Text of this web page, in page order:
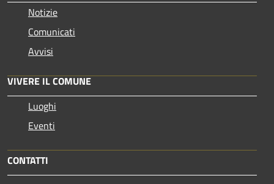
Notizie
Comunicati
Avvisi
VIVERE IL COMUNE
Luoghi
Eventi
CONTATTI